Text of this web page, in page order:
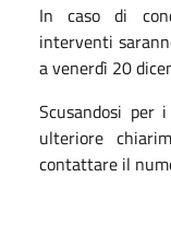
In caso di
interventi
a venerdì 20
Scusandosi per
ulteriore
contattare il